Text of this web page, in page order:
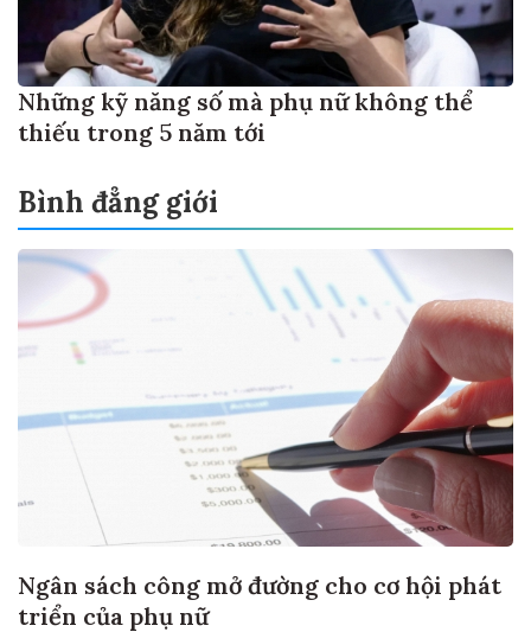
Những kỹ năng số mà phụ nữ không thể
thiếu trong 5 năm tới
Bình đẳng giới
Ngân sách công mở đường cho cơ hội phát
triển của phụ nữ